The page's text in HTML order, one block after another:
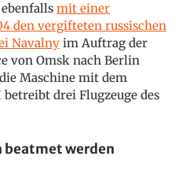
mit einer
den vergifteten russischen
Navalny im Auftrag der
von Omsk nach Berlin
Maschine mit dem
drei Flugzeuge des
beatmet werden